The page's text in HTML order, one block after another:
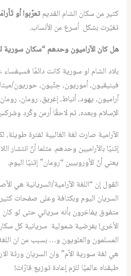
كثير من سكان الشام القديمتعرّبوا أو
تغيّرت بشكل أسرع من الأنساب.
هل كان الآراميون وحدهم “سكان سورية
بلاد الشام او سورية كانت دائمًا
فينيقيون، أموريون، حِثّيون، حوريون/
آراميون، يهود، أنباط، إغريق، رومان،
الإسلام وبعده، ثم لاحقًا أرمن وكُرد
الآرامية صارت لغة الغالبية لفترة
إثنيًا بالآراميين وحدهم. مثلما أنّ انتشار
يعني أنّ الأوروبيين “رومان” إثنيًا اليوم.
القول إن “اللغة الآرامية/السريانية هي
السريان اليوم وبكثافة وعلى صفحات
متفوق يفاخرون بأنه سرياني حتى لو
الأخرى! بفرضية شمولية سريانية كل
المسلمون والعلويون و… بسبب من ان اللغة
هي لغة سورية الأم” وان السريان ورثة
طبقناه عالميًا للزم إعادة توزيع قارّات!